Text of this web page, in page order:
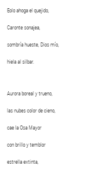
Eolo ahoga el quejido,
Caronte sonajea,
sombría hueste, Dios mío,
hiela al silbar.
Aurora boreal y trueno,
las nubes color de cieno,
cae la Osa Mayor
con brillo y temblor
estrella extinta,